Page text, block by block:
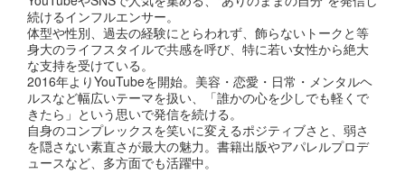
続けるインフルエンサー。
体型や性別、過去の経験にとらわれず、飾らないトークと等
身大のライフスタイルで共感を呼び、特に若い女性から絶大
な支持を受けている。
2016年よりYouTubeを開始。美容・恋愛・日常・メンタルヘ
ルスなど幅広いテーマを扱い、「誰かの心を少しでも軽くで
きたら」という思いで発信を続ける。
自身のコンプレックスを笑いに変えるポジティブさと、弱さ
を隠さない素直さが最大の魅力。書籍出版やアパレルプロデ
ュースなど、多方面でも活躍中。